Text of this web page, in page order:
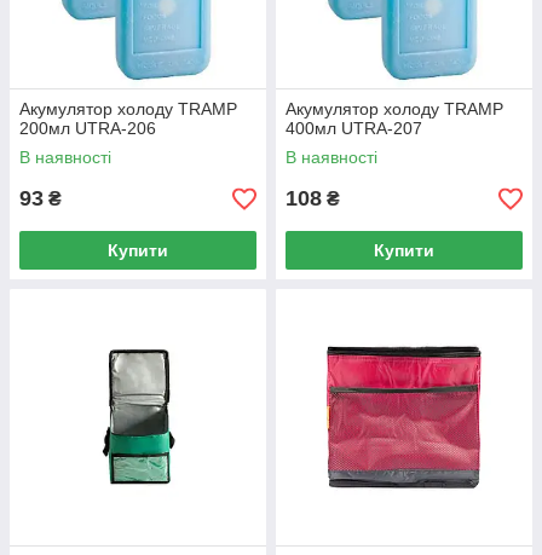
Акумулятор холоду TRAMP
200мл UTRA-206
В наявності
93 ₴
Купити
Акумулятор холоду TRAMP
400мл UTRA-207
В наявності
108 ₴
Купити